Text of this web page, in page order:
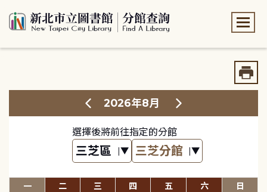
2026年8月
選擇後將前往指定的分館
一 二 三 四 五 六 日